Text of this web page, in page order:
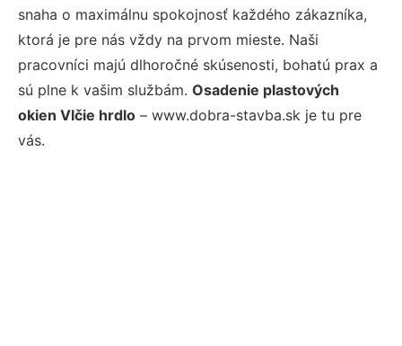
snaha o maximálnu spokojnosť každého zákazníka,
ktorá je pre nás vždy na prvom mieste. Naši
pracovníci majú dlhoročné skúsenosti, bohatú prax a
sú plne k vašim službám. Osadenie plastových
okien Vlčie hrdlo – www.dobra-stavba.sk je tu pre
vás.